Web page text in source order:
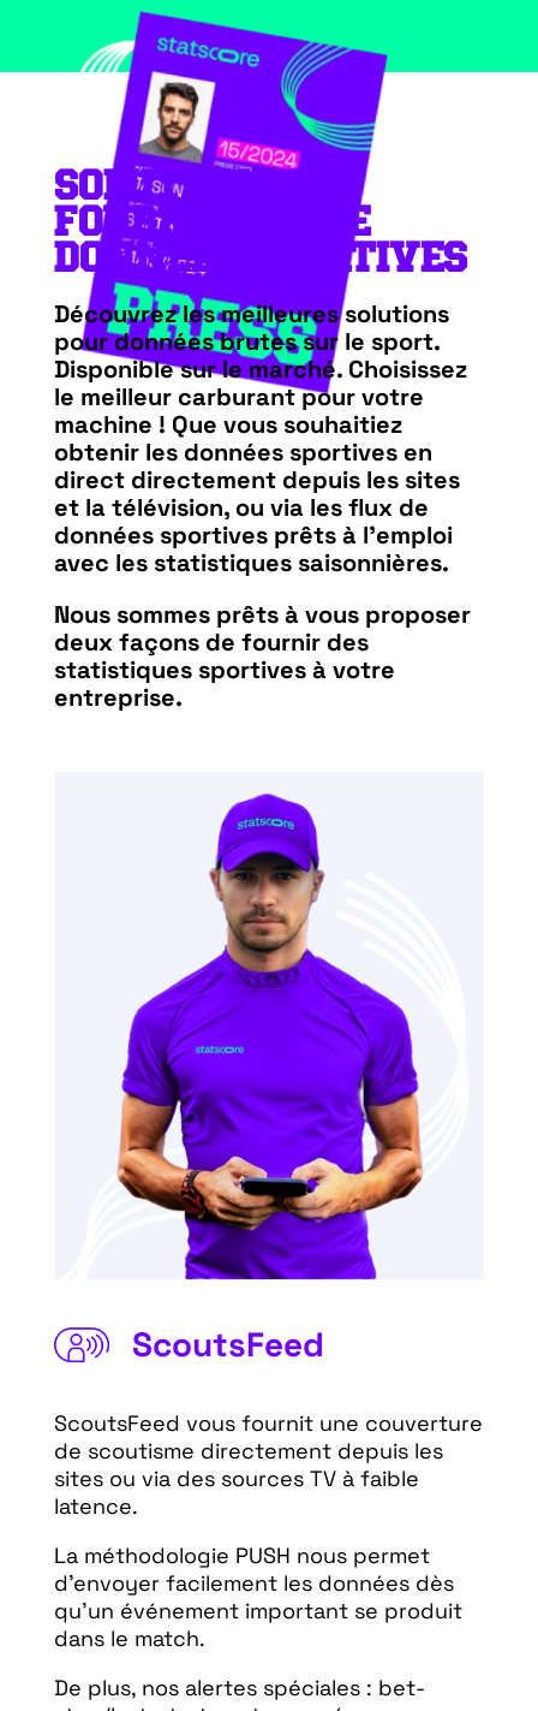
SOLUTIONS DE
FOURNITURE DE
DONNÉES SPORTIVES
Découvrez les meilleures solutions
pour donnéesbrutes sur le sport.
Disponible sur le marché. Choisissez
le meilleur carburant pour votre
machine ! Que vous souhaitiez
obtenir les données sportives en
direct directement depuis les sites
et la télévision, ou via les flux de
données sportives prêts à l’emploi
avec les statistiques saisonnières.
Nous sommes prêts à vous proposer
deux façons de fournir des
statistiques sportives à votre
entreprise.
ScoutsFeed
ScoutsFeed vous fournit une couverture
de scoutisme directement depuis les
sites ou via des sources TV à faible
latence.
La méthodologie PUSH nous permet
d'envoyer facilement les données dès
qu'un événement important se produit
dans le match.
De plus, nos alertes spéciales : bet-